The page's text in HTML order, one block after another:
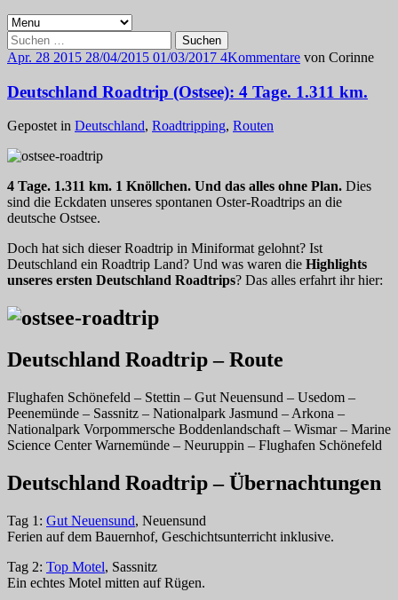
Suchen
nach:
Apr. 28 2015 28/04/2015 01/03/2017 4Kommentare von Corinne
Deutschland Roadtrip (Ostsee): 4 Tage. 1.311 km.
Gepostet in Deutschland, Roadtripping, Routen
4 Tage. 1.311 km. 1 Knöllchen. Und das alles ohne Plan. Dies
sind die Eckdaten unseres spontanen Oster-Roadtrips an die
deutsche Ostsee.
Doch hat sich dieser Roadtrip in Miniformat gelohnt? Ist
Deutschland ein Roadtrip Land? Und was waren die Highlights
unseres ersten Deutschland Roadtrips? Das alles erfahrt ihr hier:
Deutschland Roadtrip – Route
Flughafen Schönefeld – Stettin – Gut Neuensund – Usedom –
Peenemünde – Sassnitz – Nationalpark Jasmund – Arkona –
Nationalpark Vorpommersche Boddenlandschaft – Wismar – Marine
Science Center Warnemünde – Neuruppin – Flughafen Schönefeld
Deutschland Roadtrip – Übernachtungen
Tag 1: Gut Neuensund, Neuensund
Ferien auf dem Bauernhof, Geschichtsunterricht inklusive.
Tag 2: Top Motel, Sassnitz
Ein echtes Motel mitten auf Rügen.